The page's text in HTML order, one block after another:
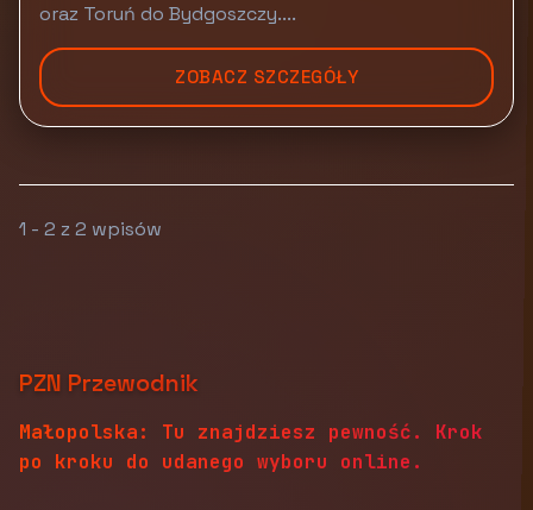
oraz Toruń do Bydgoszczy....
ZOBACZ SZCZEGÓŁY
1 - 2 z 2 wpisów
PZN Przewodnik
Małopolska: Tu znajdziesz pewność. Krok
po kroku do udanego wyboru online.